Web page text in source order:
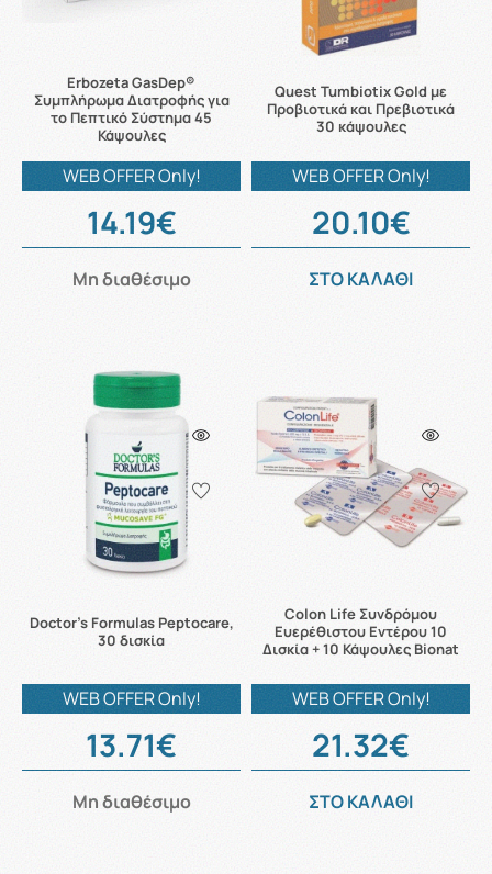
Erbozeta GasDep®
Συμπλήρωμα Διατροφής για
το Πεπτικό Σύστημα 45
Κάψουλες
WEB OFFER Only!
14.19€
Μη διαθέσιμο
Quest Tumbiotix Gold με
Προβιοτικά και Πρεβιοτικά
30 κάψουλες
WEB OFFER Only!
20.10€
ΣΤΟ ΚΑΛΑΘΙ
Doctor's Formulas Peptocare,
30 δισκία
WEB OFFER Only!
13.71€
Μη διαθέσιμο
Colon Life Συνδρόμου
Ευερέθιστου Εντέρου 10
Δισκία + 10 Κάψουλες Bionat
WEB OFFER Only!
21.32€
ΣΤΟ ΚΑΛΑΘΙ